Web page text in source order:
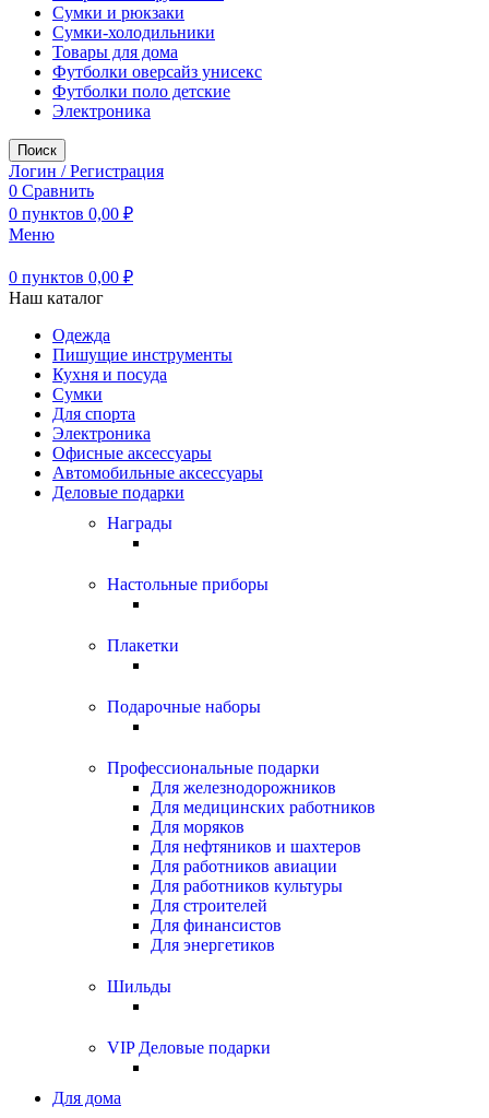
Сумки и рюкзаки
Сумки-холодильники
Товары для дома
Футболки оверсайз унисекс
Футболки поло детские
Электроника
Поиск
Логин / Регистрация
0 Сравнить
0 пунктов 0,00 ₽
Меню
0 пунктов 0,00 ₽
Наш каталог
Одежда
Пишущие инструменты
Кухня и посуда
Сумки
Для спорта
Электроника
Офисные аксессуары
Автомобильные аксессуары
Деловые подарки
Награды
Настольные приборы
Плакетки
Подарочные наборы
Профессиональные подарки
Для железнодорожников
Для медицинских работников
Для моряков
Для нефтяников и шахтеров
Для работников авиации
Для работников культуры
Для строителей
Для финансистов
Для энергетиков
Шильды
VIP Деловые подарки
Для дома